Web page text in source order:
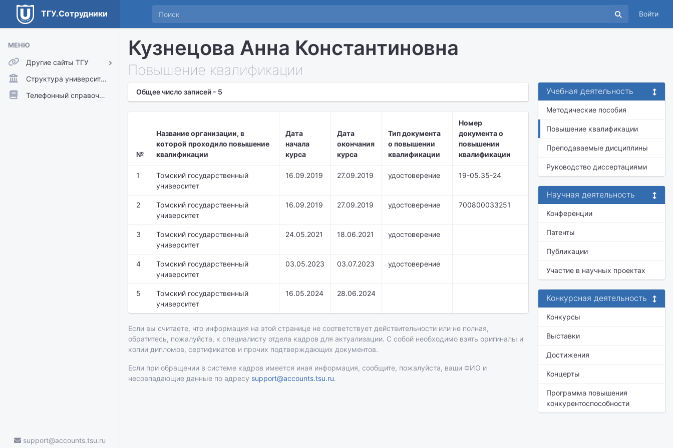
ТГУ.Сотрудники Войти
МЕНЮ
Другие сайты ТГУ
ТГУ.Аккаунты
ТГУ.Расписание
Структура университета
Телефонный справочник
support@accounts.tsu.ru
Кузнецова Анна Константиновна
Повышение квалификации
Общее число записей - 5
№
Название организации, в
которой проходило повышение
квалификации
Дата
начала
курса
Дата
окончания
курса
Тип документа
о повышении
квалификации
Номер
документа о
повышении
квалификации
1
Томский государственный
университет
16.09.2019 27.09.2019 удостоверение 19-05.35-24
2
Томский государственный
университет
16.09.2019 27.09.2019 удостоверение 700800033251
3
Томский государственный
университет
24.05.2021 18.06.2021 удостоверение
4
Томский государственный
университет
03.05.2023 03.07.2023 удостоверение
5
Томский государственный
университет
16.05.2024 28.06.2024
Если вы считаете, что информация на этой странице не соответствует действительности или не полная,
обратитесь, пожалуйста, к специалисту отдела кадров для актуализации. С собой необходимо взять оригиналы и
копии дипломов, сертификатов и прочих подтверждающих документов.
Если при обращении в системе кадров имеется иная информация, сообщите, пожалуйста, ваши ФИО и
несовпадающие данные по адресу support@accounts.tsu.ru.
Учебная деятельность
Методические пособия
Повышение квалификации
Преподаваемые дисциплины
Руководство диссертациями
Научная деятельность
Конференции
Патенты
Публикации
Участие в научных проектах
Конкурсная деятельность
Конкурсы
Выставки
Достижения
Концерты
Программа повышения
конкурентоспособности